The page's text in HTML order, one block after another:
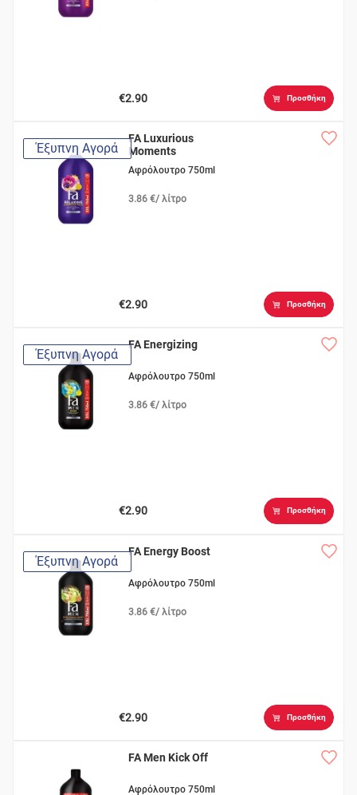
€2.90 Προσθήκη
Έξυπνη Αγορά
FA Luxurious
Moments
Αφρόλουτρο 750ml
3.86 €/ λίτρο
€2.90 Προσθήκη
Έξυπνη Αγορά
FA Energizing
Αφρόλουτρο 750ml
3.86 €/ λίτρο
€2.90 Προσθήκη
Έξυπνη Αγορά
FA Energy Boost
Αφρόλουτρο 750ml
3.86 €/ λίτρο
€2.90 Προσθήκη
FA Men Kick Off
Αφρόλουτρο 750ml